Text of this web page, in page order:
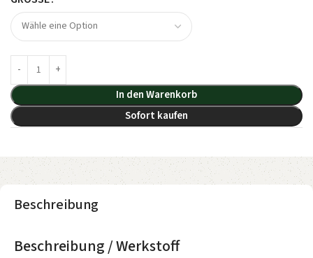
In den Warenkorb
Sofort kaufen
Beschreibung
Beschreibung / Werkstoff